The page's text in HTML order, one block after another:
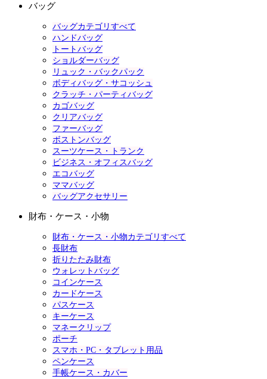
バッグ
バッグカテゴリすべて
ハンドバッグ
トートバッグ
ショルダーバッグ
リュック・バックパック
ボディバッグ・サコッシュ
クラッチ・パーティバッグ
カゴバッグ
クリアバッグ
ファーバッグ
ボストンバッグ
スーツケース・トランク
ビジネス・オフィスバッグ
エコバッグ
ママバッグ
バッグアクセサリー
財布・ケース・小物
財布・ケース・小物カテゴリすべて
長財布
折りたたみ財布
ウォレットバッグ
コインケース
カードケース
パスケース
キーケース
マネークリップ
ポーチ
スマホ・PC・タブレット用品
ペンケース
手帳ケース・カバー